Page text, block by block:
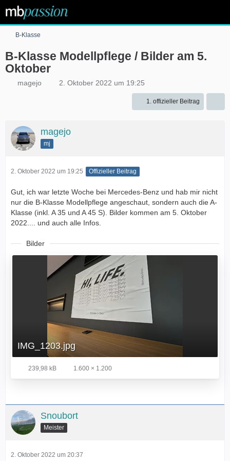
B-Klasse
B-Klasse Modellpflege / Bilder am 5.
Oktober
magejo 2. Oktober 2022 um 19:25
1. offizieller Beitrag
magejo
mj
2. Oktober 2022 um 19:25 Offizieller Beitrag
Gut, ich war letzte Woche bei Mercedes-Benz und hab mir nicht
nur die B-Klasse Modellpflege angeschaut, sondern auch die A-
Klasse (inkl. A 35 und A 45 S). Bilder kommen am 5. Oktober
2022.... und auch alle Infos.
Bilder
IMG_1203.jpg
239,98 kB 1.600 × 1.200
Snoubort
Meister
2. Oktober 2022 um 20:37